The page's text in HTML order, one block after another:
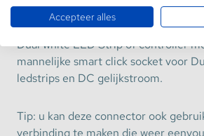
Maak een stevige verbinding tussen
ledstrips of van een 5V-24
Dual white LED Strip of controller
mannelijke smart click socket voor
ledstrips en DC gelijkstroom.
Tip: u kan deze connector ook
verbinding te maken die weer
Accepteer alles